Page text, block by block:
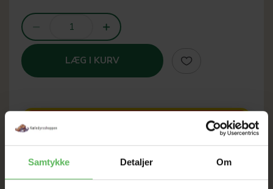
Samtykke Detaljer Om
LÆG I KURV
SOMMER
UDSALG